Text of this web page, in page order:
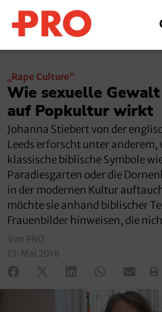
„Rape Culture“
Wie sexuelle
auf Popkultur wirkt
Johanna Stiebert von der
Leeds erforscht unter anderem,
klassische biblische Symbole
Paradiesgarten oder die
in der modernen Kultur
möchte sie anhand biblischer
Frauenbilder hinweisen, die
Von PRO
13. Mai 2018